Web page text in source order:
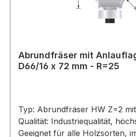
Abrundfräser mit
D66/16 x 72 mm - R=25
Typ: Abrundfräser HW Z=2
Qualität: Industriequalität,
Geeignet für alle Holzsorten,